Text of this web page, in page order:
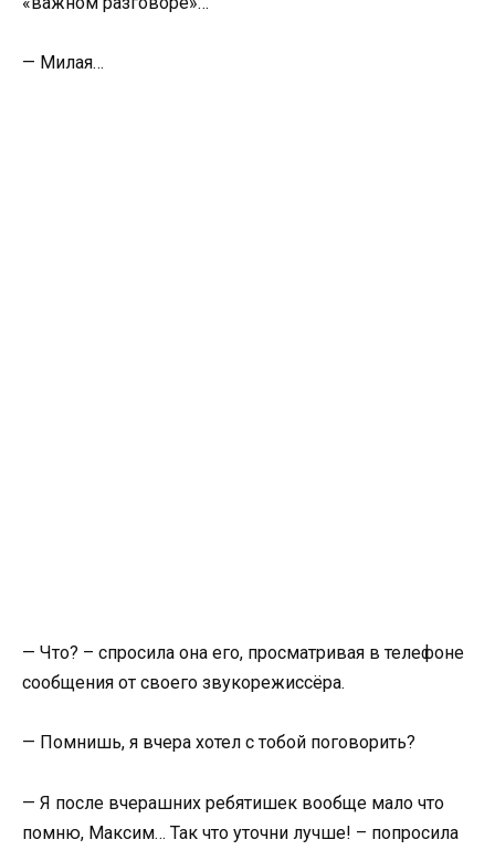
— Милая…
— Что? – спросила она его, просматривая в телефоне
сообщения от своего звукорежиссёра.
— Помнишь, я вчера хотел с тобой поговорить?
— Я после вчерашних ребятишек вообще мало что
помню, Максим… Так что уточни лучше! – попросила